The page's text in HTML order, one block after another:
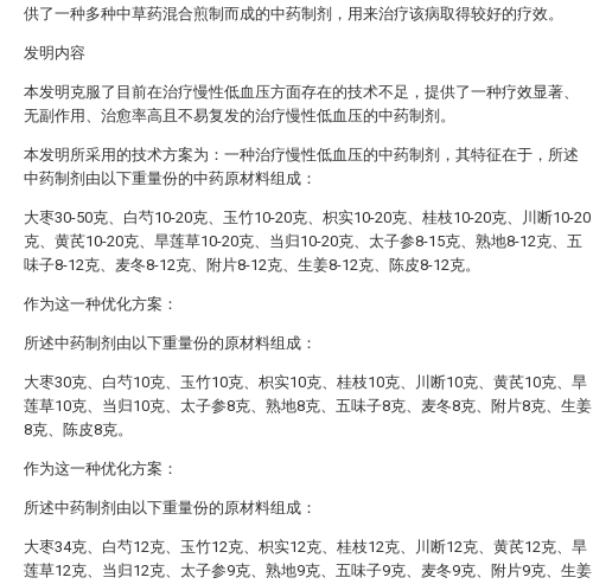
供了一种多种中草药混合煎制而成的中药制剂，用来治疗该病取得较好的疗效。
发明内容
本发明克服了目前在治疗慢性低血压方面存在的技术不足，提供了一种疗效显著、
无副作用、治愈率高且不易复发的治疗慢性低血压的中药制剂。
本发明所采用的技术方案为：一种治疗慢性低血压的中药制剂，其特征在于，所述
中药制剂由以下重量份的中药原材料组成：
大枣30-50克、白芍10-20克、玉竹10-20克、枳实10-20克、桂枝10-20克、川断10-20
克、黄芪10-20克、旱莲草10-20克、当归10-20克、太子参8-15克、熟地8-12克、五
味子8-12克、麦冬8-12克、附片8-12克、生姜8-12克、陈皮8-12克。
作为这一种优化方案：
所述中药制剂由以下重量份的原材料组成：
大枣30克、白芍10克、玉竹10克、枳实10克、桂枝10克、川断10克、黄芪10克、旱
莲草10克、当归10克、太子参8克、熟地8克、五味子8克、麦冬8克、附片8克、生姜
8克、陈皮8克。
作为这一种优化方案：
所述中药制剂由以下重量份的原材料组成：
大枣34克、白芍12克、玉竹12克、枳实12克、桂枝12克、川断12克、黄芪12克、旱
莲草12克、当归12克、太子参9克、熟地9克、五味子9克、麦冬9克、附片9克、生姜